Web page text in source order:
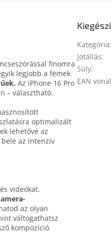
finomra
legjobb a fémek
Az iPhone 16 Pro
– választható.
optimalizált
lehetővé az
az intenzív
videókat.
az olyan
váltogat­hatsz
kompozíció
Kategória:
Jótállás:
Súly:
EAN